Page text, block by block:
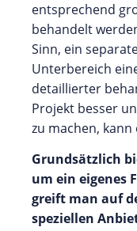
entsprechend
behandelt
Sinn, ein
Unterbereich
detaillierter
Projekt besser
zu machen,
Grundsätzlich
um ein eigenes
greift man auf
speziellen